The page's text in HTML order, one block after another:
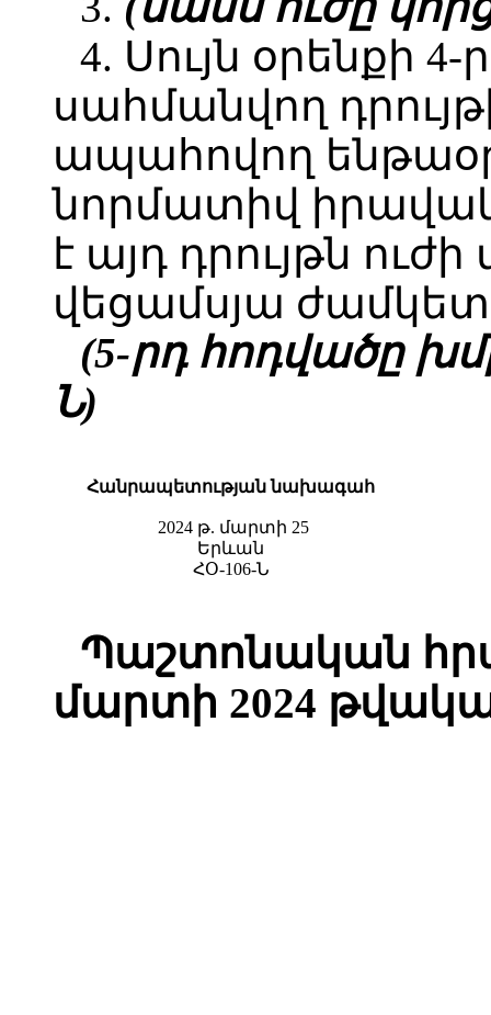
4. Սույն օրենքի
սահմանվող
ապահովող
նորմատիվ
է այդ դրույթն
վեցամսյա
(5-րդ հոդվածը
Ն)
Հանրապետության նախագահ
2024 թ. մարտի 25
Երևան
ՀՕ-106-Ն
Պաշտոնական
մարտի 2024